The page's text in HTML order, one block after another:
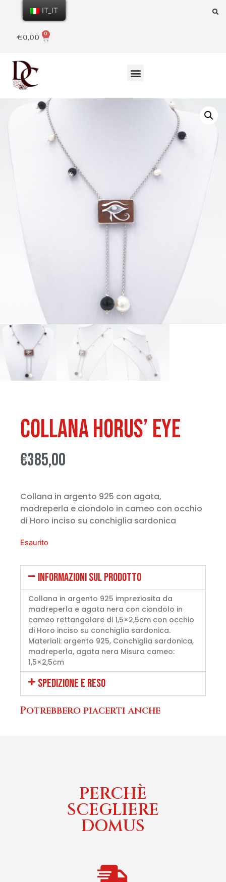
€0,00 0
Collana Horus’ Eye
€385,00
Collana in argento 925 con agata,
madreperla e ciondolo in cameo con occhio
di Horo inciso su conchiglia sardonica
Esaurito
INFORMAZIONI SUL PRODOTTO
Collana in argento 925 impreziosita da
madreperla e agata nera con ciondolo in
cameo rettangolare di 1,5×2,5cm con occhio
di Horo inciso su conchiglia sardonica.
Materiali: argento 925, Conchiglia sardonica,
madreperla, agata nera Misura cameo:
1,5×2,5cm
SPEDIZIONE E RESO
Potrebbero piacerti anche
PERCHÈ
SCEGLIERE
DOMUS
IT_IT